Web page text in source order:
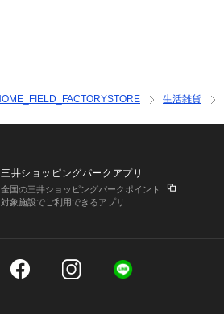
生活雑貨
三井ショッピングパークアプリ
全国の三井ショッピングパークポイント
対象施設でご利用できるアプリ